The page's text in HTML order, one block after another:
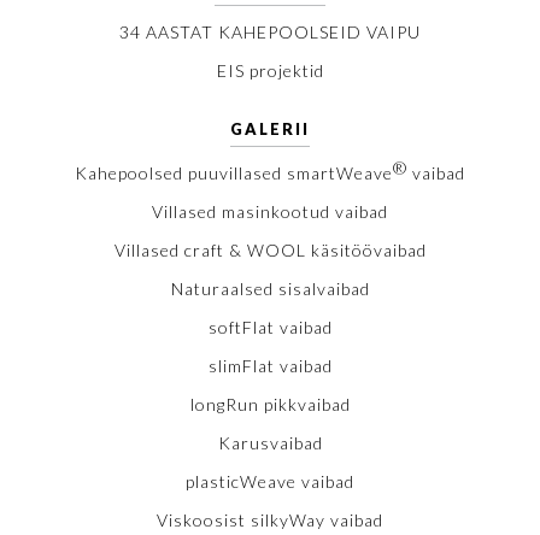
34 AASTAT KAHEPOOLSEID VAIPU
EIS projektid
GALERII
Kahepoolsed puuvillased smartWeave® vaibad
Villased masinkootud vaibad
Villased craft & WOOL käsitöövaibad
Naturaalsed sisalvaibad
softFlat vaibad
slimFlat vaibad
longRun pikkvaibad
Karusvaibad
plasticWeave vaibad
Viskoosist silkyWay vaibad